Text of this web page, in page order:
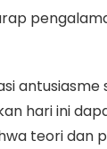
antusiasme
hari ini
teori dan